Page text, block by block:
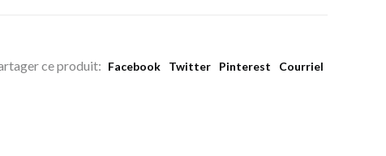
ce produit: Facebook Twitter Pinterest Courriel